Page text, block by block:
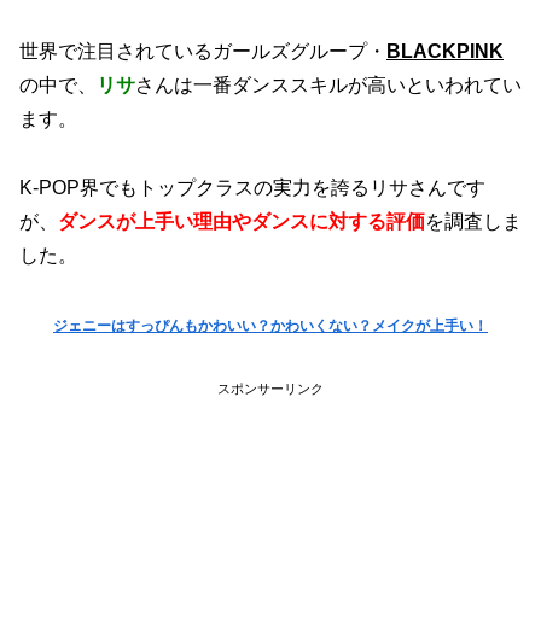
世界で注目されているガールズグループ・ ​BLACKPINK
の中で、
リサさんは一番ダンススキルが高いといわれてい
ます。
K-POP界でもトップクラスの実力を誇るリサさんです
が、 ダンスが上手い理由やダンスに対する評価を調査しま
した。
ジェニーはすっぴんもかわいい？かわいくない？メイクが上手い！
スポンサーリンク